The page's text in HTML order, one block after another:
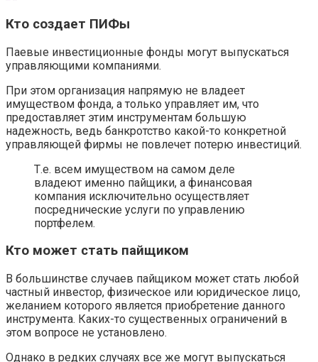
Кто создает ПИФы
Паевые инвестиционные фонды могут выпускаться
управляющими компаниями.
При этом организация напрямую не владеет
имуществом фонда, а только управляет им, что
предоставляет этим инструментам большую
надежность, ведь банкротство какой-то конкретной
управляющей фирмы не повлечет потерю инвестиций.
Т.е. всем имуществом на самом деле
владеют именно пайщики, а финансовая
компания исключительно осуществляет
посреднические услуги по управлению
портфелем.
Кто может стать пайщиком
В большинстве случаев пайщиком может стать любой
частный инвестор, физическое или юридическое лицо,
желанием которого является приобретение данного
инструмента. Каких-то существенных ограничений в
этом вопросе не установлено.
Однако в редких случаях все же могут выпускаться